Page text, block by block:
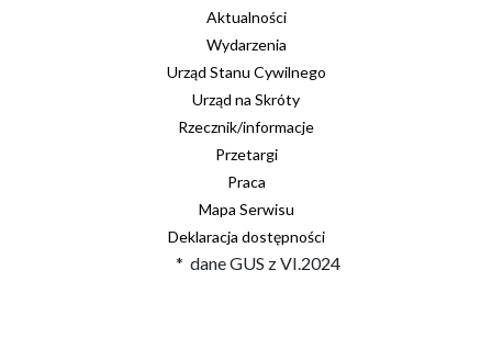
Aktualności
Wydarzenia
Urząd Stanu Cywilnego
Urząd na Skróty
Rzecznik/informacje
Przetargi
Praca
Mapa Serwisu
Deklaracja dostępności
* dane GUS z VI.2024